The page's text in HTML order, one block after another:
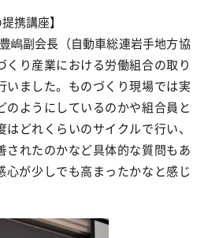
携講座】
嶋副会長（自動車総連岩手地方協
くり産業における労働組合の取り
いました。ものづくり現場では実
のようにしているのかや組合員と
どれくらいのサイクルで行い、
されたのかなど具体的な質問もあ
心が少しでも高まったかなと感じ